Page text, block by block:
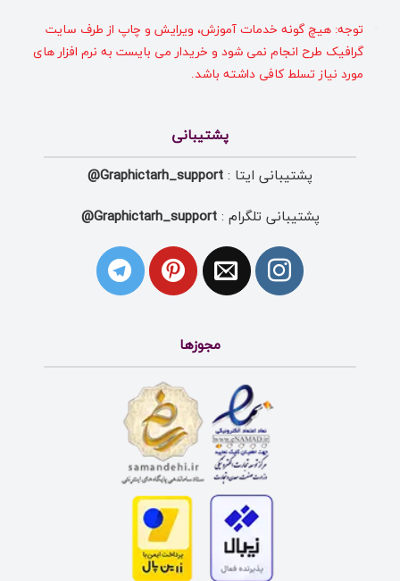
توجه: هیچ گونه خدمات آموزش، ویرایش و چاپ از طرف سایت
گرافیک طرح انجام نمی شود و خریدار می بایست به نرم افزار های
مورد نیاز تسلط کافی داشته باشد.
پشتیبانی
پشتیبانی ایتا : Graphictarh_support@
پشتیبانی تلگرام :Graphictarh_support@
مجوزها